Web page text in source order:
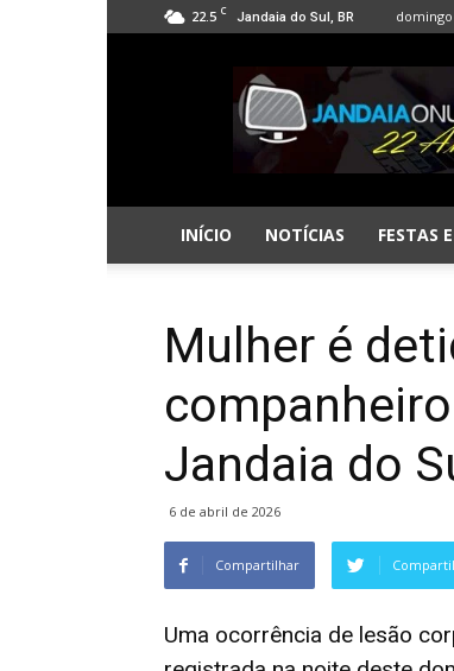
22.5 C Jandaia do Sul, BR domingo
Jandaia
Online
INÍCIO NOTÍCIAS FESTAS
Mulher é
Jandaia do
6 de abril de 2026
Compartilhar
Uma ocorrência de lesão